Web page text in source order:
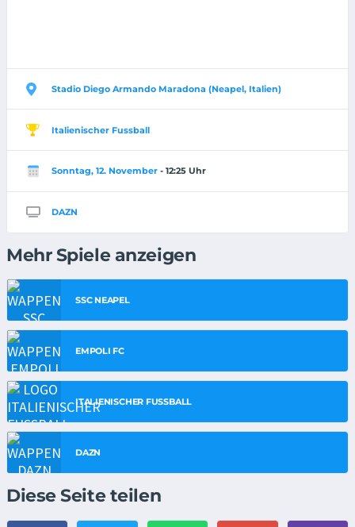
Stadio Diego Armando Maradona (Neapel, Italien)
Italienischer Fussball
Sonntag, 12. November - 12:25 Uhr
DAZN
Mehr Spiele anzeigen
SSC NEAPEL
EMPOLI FC
ITALIENISCHER FUSSBALL
DAZN
Diese Seite teilen